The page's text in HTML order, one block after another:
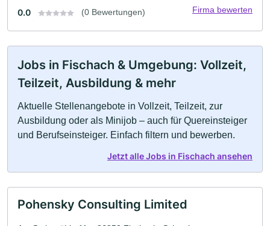
0.0 (0 Bewertungen) Firma bewerten
Jobs in Fischach & Umgebung: Vollzeit,
Teilzeit, Ausbildung & mehr
Aktuelle Stellenangebote in Vollzeit, Teilzeit, zur
Ausbildung oder als Minijob – auch für Quereinsteiger
und Berufseinsteiger. Einfach filtern und bewerben.
Jetzt alle Jobs in Fischach ansehen
Pohensky Consulting Limited